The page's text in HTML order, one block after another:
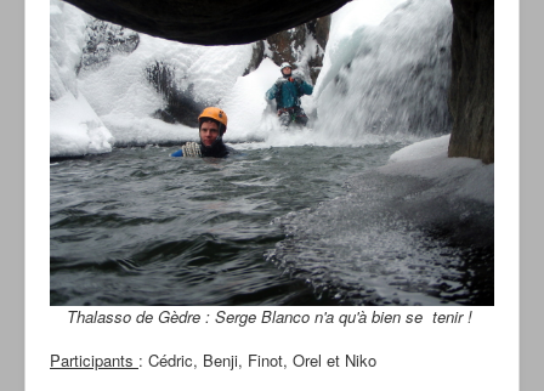
Thalasso de Gèdre : Serge Blanco n'a qu'à bien se tenir !
Participants : Cédric, Benji, Finot, Orel et Niko